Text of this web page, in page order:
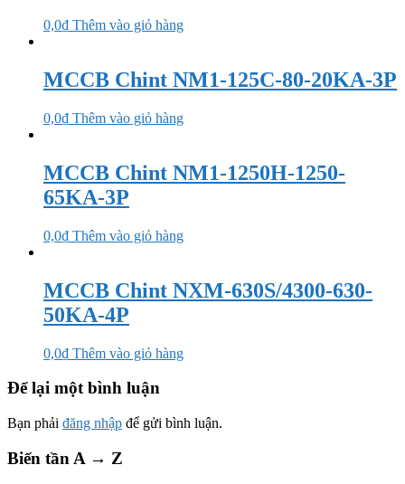
0,0₫ Thêm vào giỏ hàng
MCCB Chint NM1-125C-80-20KA-3P
0,0₫ Thêm vào giỏ hàng
MCCB Chint NM1-1250H-1250-
65KA-3P
0,0₫ Thêm vào giỏ hàng
MCCB Chint NXM-630S/4300-630-
50KA-4P
0,0₫ Thêm vào giỏ hàng
Để lại một bình luận
Bạn phải đăng nhập để gửi bình luận.
Biến tần A → Z